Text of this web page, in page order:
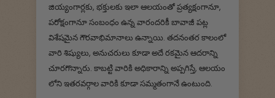
జియ్యంగార్లకు, భక్తులకు ఇలా ఆలయంతో ప్రత్యక్షంగానూ,
పరోక్షంగానూ సంబంధం ఉన్న వారందరికీ బావాజీ పట్ల
విశేషమైన గౌరవాభిమానాలు ఉన్నాయి. తదనంతర కాలంలో
వారి శిష్యులు, అనుచరులు కూడా అదే రకమైన ఆదరాన్ని
చూరగొన్నారు. కాబట్టి వారికి అధికారాన్ని అప్పగిస్తే, ఆలయం
లోని ఇతరవర్గాల వారికి కూడా సమ్మతంగానే ఉంటుంది.